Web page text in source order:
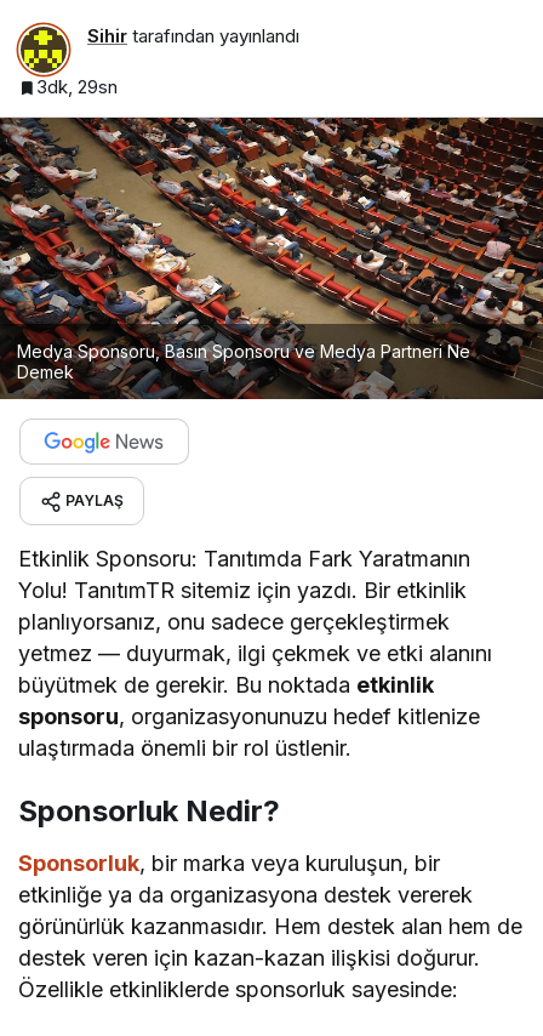
Sihir tarafından yayınlandı
3dk, 29sn
Medya Sponsoru, Basın Sponsoru ve Medya Partneri Ne
Demek
PAYLAŞ
Etkinlik Sponsoru: Tanıtımda Fark Yaratmanın
Yolu! TanıtımTR sitemiz için yazdı. Bir etkinlik
planlıyorsanız, onu sadece gerçekleştirmek
yetmez — duyurmak, ilgi çekmek ve etki alanını
büyütmek de gerekir. Bu noktada etkinlik
sponsoru, organizasyonunuzu hedef kitlenize
ulaştırmada önemli bir rol üstlenir.
Sponsorluk Nedir?
Sponsorluk, bir marka veya kuruluşun, bir
etkinliğe ya da organizasyona destek vererek
görünürlük kazanmasıdır. Hem destek alan hem de
destek veren için kazan-kazan ilişkisi doğurur.
Özellikle etkinliklerde sponsorluk sayesinde: